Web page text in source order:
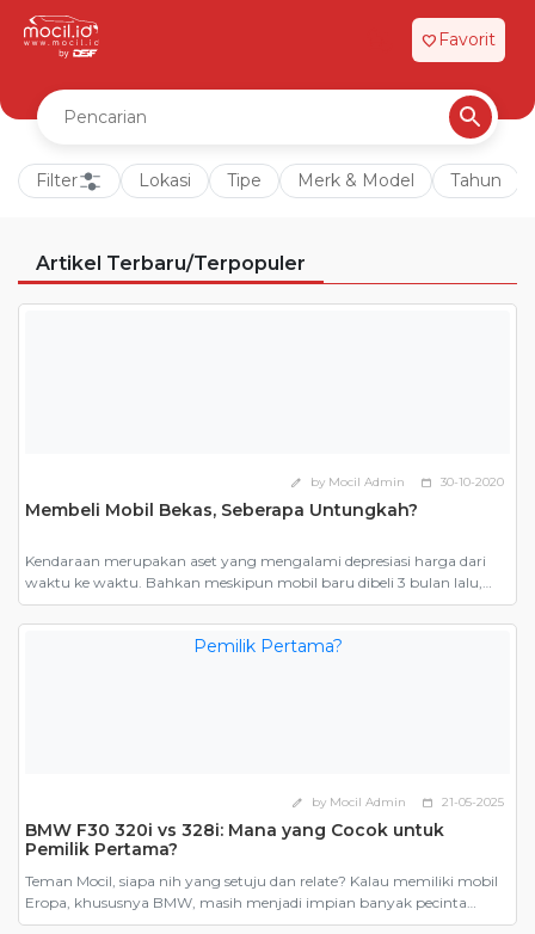
favorite Favorit
Filter Lokasi Tipe Merk & Model Tahun
Artikel Terbaru/Terpopuler
edit by Mocil Admin calendar_today 30-10-2020
Membeli Mobil Bekas, Seberapa Untungkah?
Kendaraan merupakan aset yang mengalami depresiasi harga dari
waktu ke waktu. Bahkan meskipun mobil baru dibeli 3 bulan lalu,
ketika dijual harganya tetap harus mengikuti harga jual mobil bekas.
Inilah salah satu yang menjadi alasan mengapa banyak orang
mengatakan bahwa membeli mobil bekas lebih murah. Namun,
edit by Mocil Admin calendar_today 21-05-2025
BMW F30 320i vs 328i: Mana yang Cocok untuk
Pemilik Pertama?
Teman Mocil, siapa nih yang setuju dan relate? Kalau memiliki mobil
Eropa, khususnya BMW, masih menjadi impian banyak pecinta
otomotif. Dari sekian banyak model, BMW F30, generasi keenam dari